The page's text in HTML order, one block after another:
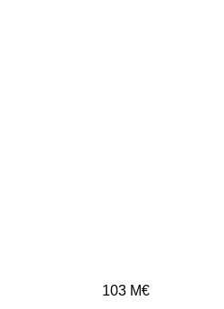
103 M€